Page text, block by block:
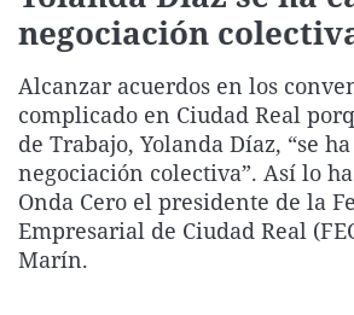
negociación
Alcanzar acuerdos en los
complicado en Ciudad Real
de Trabajo, Yolanda Díaz, “se
negociación colectiva”. Así lo
Onda Cero el presidente de la
Empresarial de Ciudad Real
Marín.